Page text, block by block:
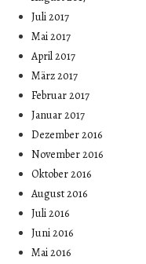
Juli 2017
Mai 2017
April 2017
März 2017
Februar 2017
Januar 2017
Dezember 2016
November 2016
Oktober 2016
August 2016
Juli 2016
Juni 2016
Mai 2016